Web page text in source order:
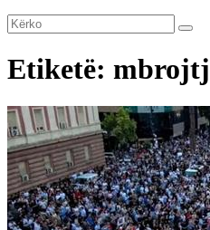
Etiketë: